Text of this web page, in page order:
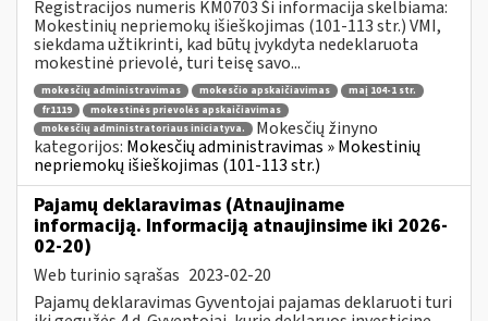
Registracijos numeris KM0703 Ši informacija skelbiama:
Mokestinių nepriemokų išieškojimas (101-113 str.) VMI,
siekdama užtikrinti, kad būtų įvykdyta nedeklaruota
mokestinė prievolė, turi teisę savo...
mokesčių administravimas mokesčio apskaičiavimas
maį 104-1 str.
fr1119
mokestinės prievolės apskaičiavimas
mokesčių administratoriaus iniciatyva.
Mokesčių žinyno
kategorijos: Mokesčių administravimas » Mokestinių
nepriemokų išieškojimas (101-113 str.)
Pajamų deklaravimas (Atnaujiname
informaciją. Informaciją atnaujinsime iki 2026-
02-20)
Web turinio sąrašas 2023-02-20
Pajamų deklaravimas Gyventojai pajamas deklaruoti turi